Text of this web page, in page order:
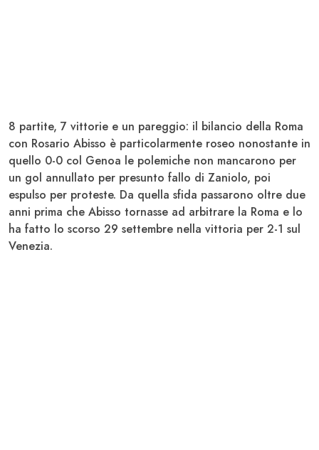
8 partite, 7 vittorie e un pareggio: il bilancio della Roma
con Rosario Abisso è particolarmente roseo nonostante in
quello 0-0 col Genoa le polemiche non mancarono per
un gol annullato per presunto fallo di Zaniolo, poi
espulso per proteste. Da quella sfida passarono oltre due
anni prima che Abisso tornasse ad arbitrare la Roma e lo
ha fatto lo scorso 29 settembre nella vittoria per 2-1 sul
Venezia.